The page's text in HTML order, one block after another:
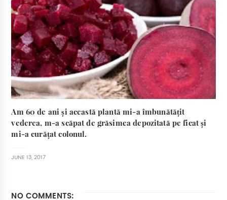
Am 60 de ani și această plantă mi-a îmbunătățit
vederea, m-a scăpat de grăsimea depozitată pe ficat și
mi-a curățat colonul.
JUNE 13, 2017
NO COMMENTS: